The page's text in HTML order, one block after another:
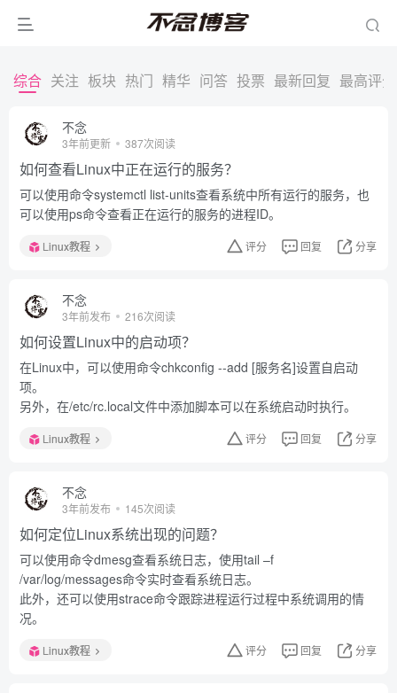
综合 关注 板块 热门 精华 问答 投票 最新回复 最高评分
不念
3年前更新 387次阅读
如何查看Linux中正在运行的服务？
可以使用命令systemctl list-units查看系统中所有运行的服务，也
可以使用ps命令查看正在运行的服务的进程ID。
Linux教程 评分 回复 分享
不念
3年前发布 216次阅读
如何设置Linux中的启动项？
在Linux中，可以使用命令chkconfig --add [服务名]设置自启动
项。
另外，在/etc/rc.local文件中添加脚本可以在系统启动时执行。
Linux教程 评分 回复 分享
不念
3年前发布 145次阅读
如何定位Linux系统出现的问题？
可以使用命令dmesg查看系统日志，使用tail –f
/var/log/messages命令实时查看系统日志。
此外，还可以使用strace命令跟踪进程运行过程中系统调用的情
况。
Linux教程 评分 回复 分享